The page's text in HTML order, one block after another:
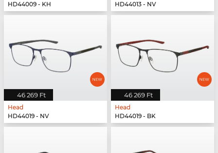
HD44009 - KH
HD44013 - NV
46 269 Ft
Head
HD44019 - NV
46 269 Ft
Head
HD44019 - BK